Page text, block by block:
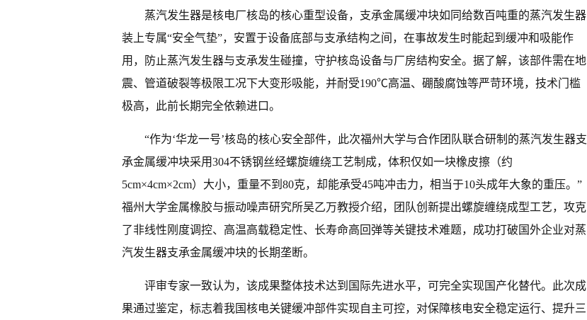
蒸汽发生器是核电厂核岛的核心重型设备，支承金属缓冲块如同给数百吨重的蒸汽发生器
装上专属“安全气垫”，安置于设备底部与支承结构之间，在事故发生时能起到缓冲和吸能作
用，防止蒸汽发生器与支承发生碰撞，守护核岛设备与厂房结构安全。据了解，该部件需在地
震、管道破裂等极限工况下大变形吸能，并耐受190℃高温、硼酸腐蚀等严苛环境，技术门槛
极高，此前长期完全依赖进口。
“作为‘华龙一号’核岛的核心安全部件，此次福州大学与合作团队联合研制的蒸汽发生器支
承金属缓冲块采用304不锈钢丝经螺旋缠绕工艺制成，体积仅如一块橡皮擦（约
5cm×4cm×2cm）大小，重量不到80克，却能承受45吨冲击力，相当于10头成年大象的重压。”
福州大学金属橡胶与振动噪声研究所吴乙万教授介绍，团队创新提出螺旋缠绕成型工艺，攻克
了非线性刚度调控、高温高载稳定性、长寿命高回弹等关键技术难题，成功打破国外企业对蒸
汽发生器支承金属缓冲块的长期垄断。
评审专家一致认为，该成果整体技术达到国际先进水平，可完全实现国产化替代。此次成
果通过鉴定，标志着我国核电关键缓冲部件实现自主可控，对保障核电安全稳定运行、提升三